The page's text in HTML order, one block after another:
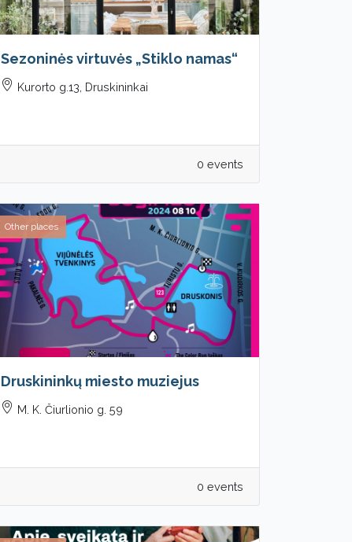
Sezoninės virtuvės „Stiklo namas“
Kurorto g.13, Druskininkai
0 events
Other places
Druskininkų miesto muziejus
M. K. Čiurlionio g. 59
0 events